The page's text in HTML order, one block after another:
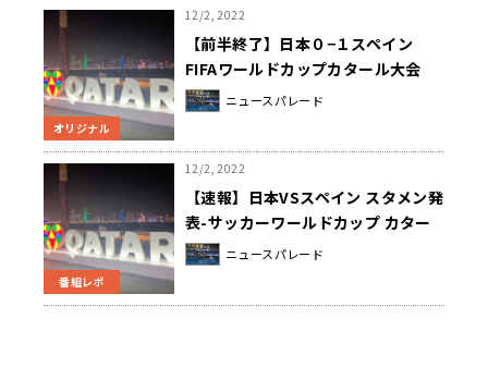
オリジナル
12/2, 2022
【前半終了】日本０−１スペイン
FIFAワールドカップカタール大会
ニュースパレード
番組レポ
12/2, 2022
【速報】日本VSスペイン スタメン発
表-サッカーワールドカップ カター
ル大会ニュースパレード